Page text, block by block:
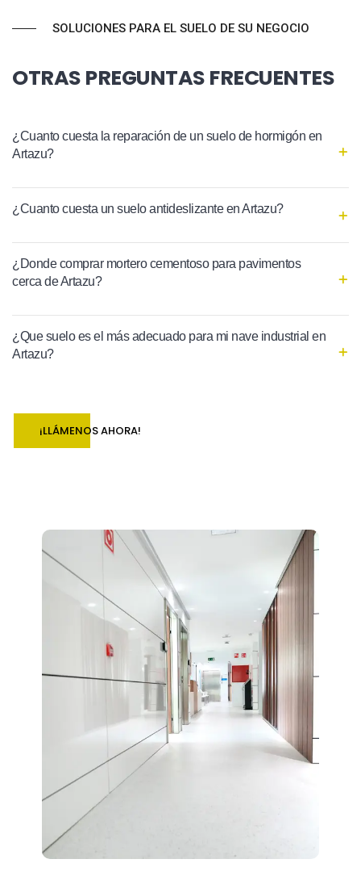
SOLUCIONES PARA EL SUELO DE SU NEGOCIO
OTRAS PREGUNTAS FRECUENTES
¿Cuanto cuesta la reparación de un suelo de hormigón en
Artazu?
¿Cuanto cuesta un suelo antideslizante en Artazu?
¿Donde comprar mortero cementoso para pavimentos
cerca de Artazu?
¿Que suelo es el más adecuado para mi nave industrial en
Artazu?
¡LLÁMENOS AHORA!